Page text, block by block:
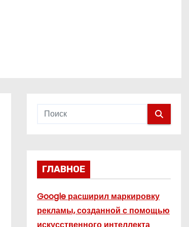
ГЛАВНОЕ
Google расширил маркировку
рекламы, созданной с помощью